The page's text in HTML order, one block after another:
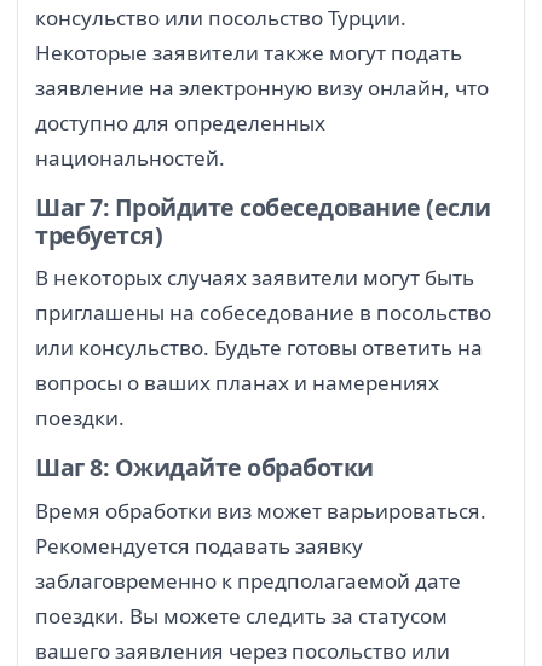
консульство или посольство Турции.
Некоторые заявители также могут подать
заявление на электронную визу онлайн, что
доступно для определенных
национальностей.
Шаг 7: Пройдите собеседование (если
требуется)
В некоторых случаях заявители могут быть
приглашены на собеседование в посольство
или консульство. Будьте готовы ответить на
вопросы о ваших планах и намерениях
поездки.
Шаг 8: Ожидайте обработки
Время обработки виз может варьироваться.
Рекомендуется подавать заявку
заблаговременно к предполагаемой дате
поездки. Вы можете следить за статусом
вашего заявления через посольство или